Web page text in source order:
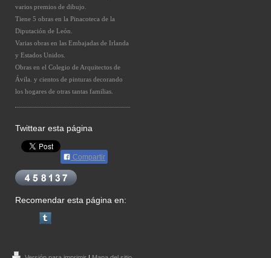
varios premios de dibujo.
Tiene 5 obras en la Pinacoteca de la
Diputación de León.
Varias obras en las Embajadas de Irlanda
y Estados Unidos.
Obras en el Colegio de Arquitectos de
Ávila. y cientos de pinturas decorando
los hogares de otras tantas familias.
Twittear esta página
Compartir
Recomendar esta página en: